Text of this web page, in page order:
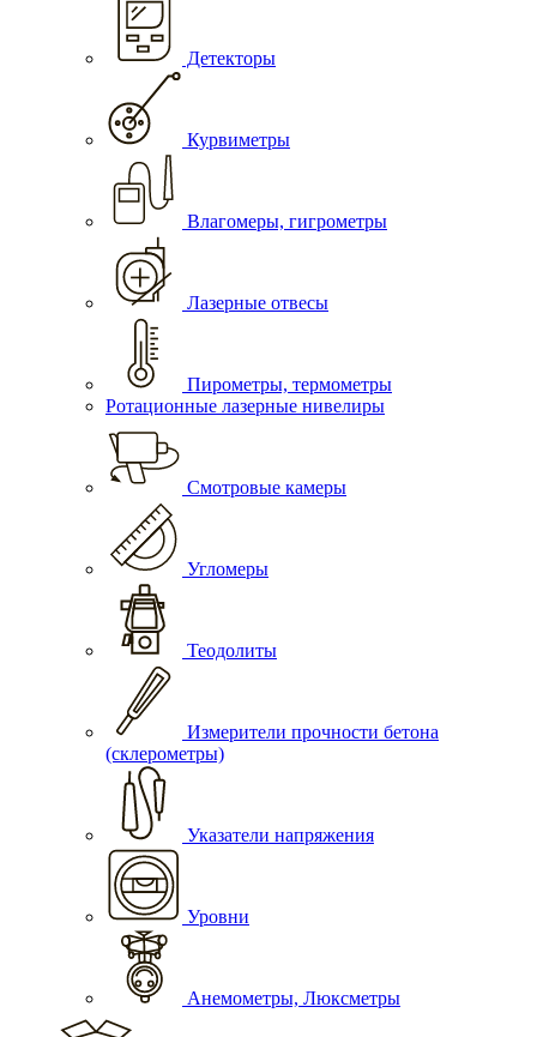
Детекторы
Курвиметры
Влагомеры, гигрометры
Лазерные отвесы
Пирометры, термометры
Ротационные лазерные нивелиры
Смотровые камеры
Угломеры
Теодолиты
Измерители прочности бетона
(склерометры)
Указатели напряжения
Уровни
Анемометры, Люксметры